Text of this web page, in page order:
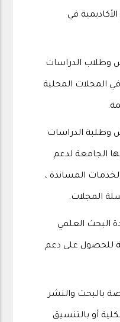
في
وطلاب الدراسات
في المجلات المحلية
وطلبة الدراسات
الجامعة لدعم
المساندة ،
المجلات.
البحث العلمي
للحصول على دعم
بالبحث والنشر
أو بالتنسيق